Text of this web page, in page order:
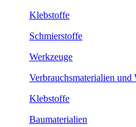
Klebstoffe
Schmierstoffe
Werkzeuge
Verbrauchsmaterialien
Klebstoffe
Baumaterialien